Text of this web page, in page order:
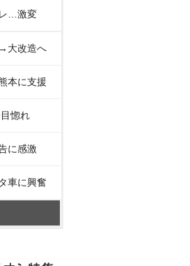
…激変
大改造へ
本に支援
惚れ
に感激
車に興奮